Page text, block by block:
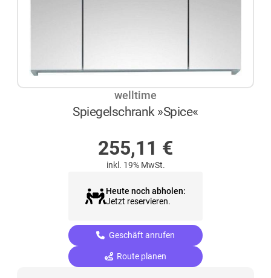
welltime
Spiegelschrank »Spice«
255,11 €
inkl. 19% MwSt.
Heute noch abholen:
Jetzt reservieren.
Geschäft anrufen
Route planen